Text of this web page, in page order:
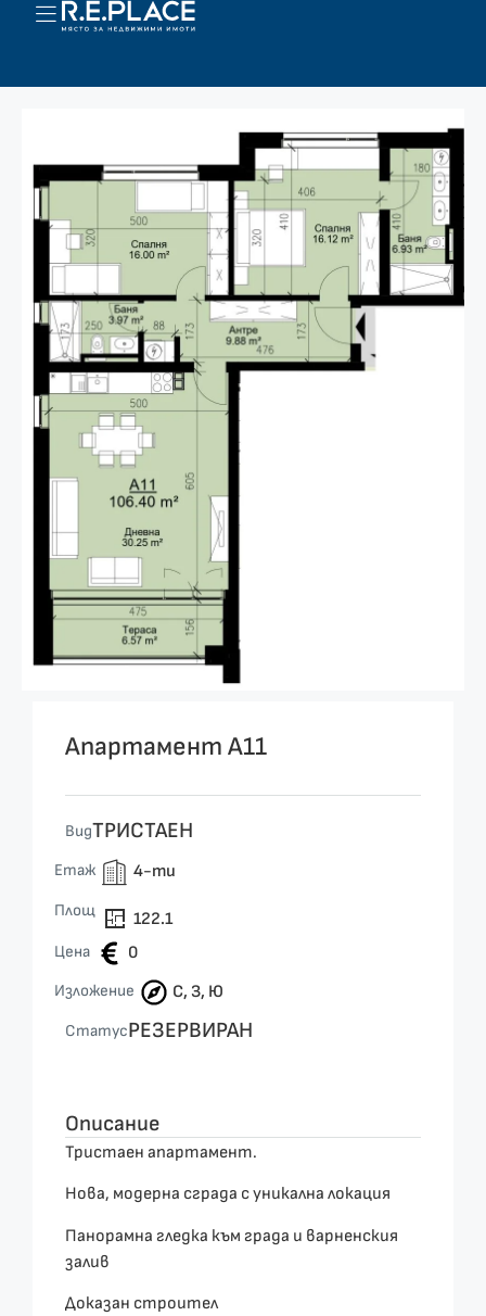
Апартамент А11
ВидТРИСТАЕН
Етаж
4-ти
Площ
122.1
Цена
0
Изложение
С, З, Ю
СтатусРЕЗЕРВИРАН
Описание
Тристаен апартамент.
Нова, модерна сграда с уникална локация
Панорамна гледка към града и варненския
залив
Доказан строител